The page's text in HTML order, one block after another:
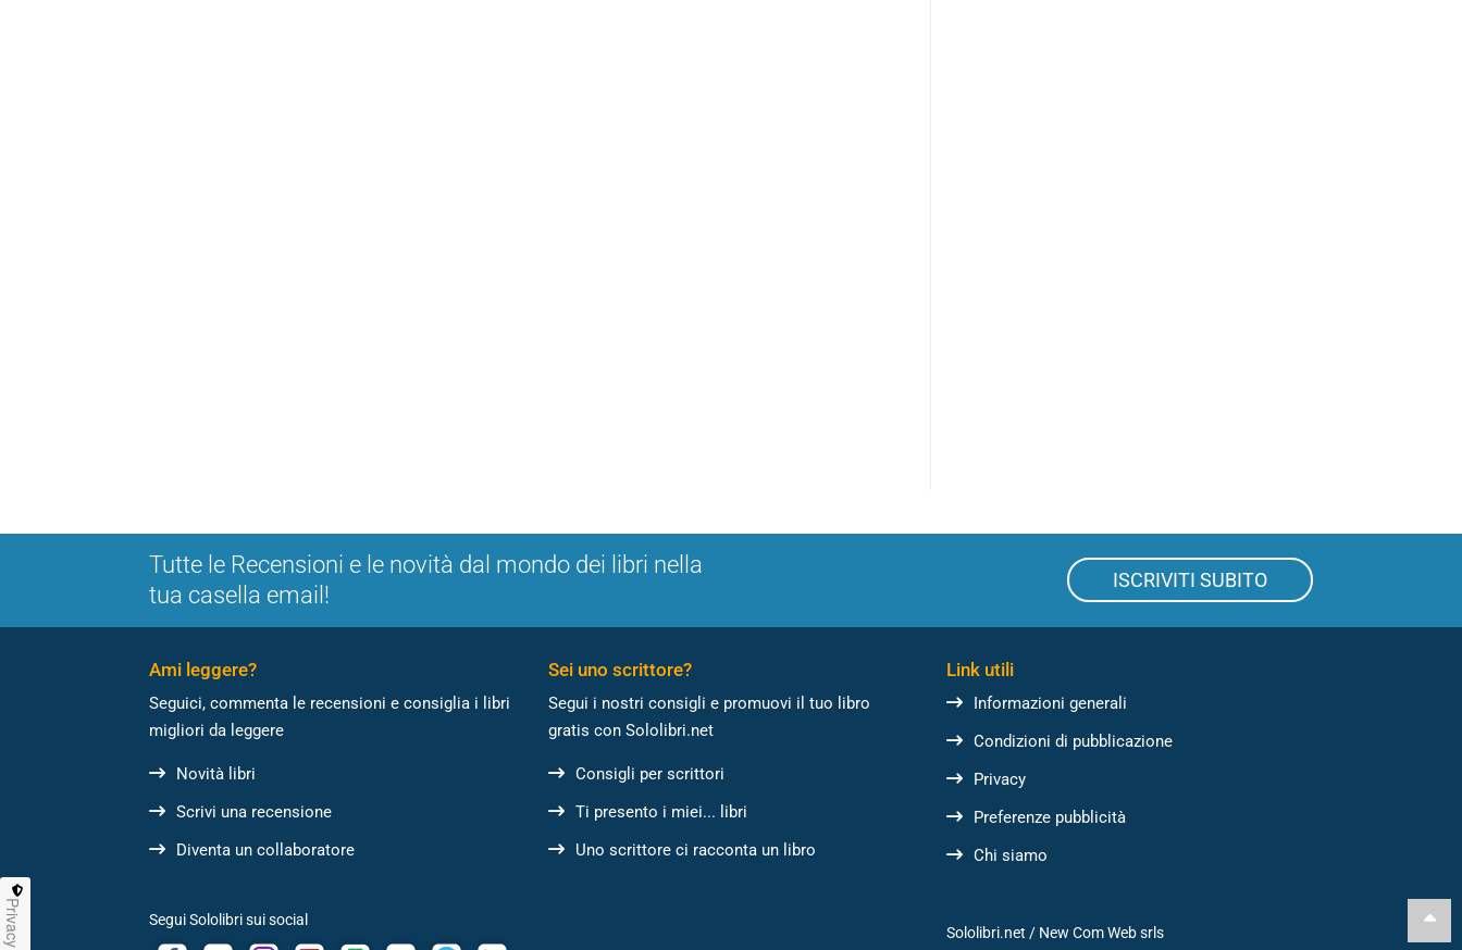
Tutte le Recensioni e le novità dal mondo dei libri nella
tua casella email!
ISCRIVITI SUBITO
Ami leggere?
Seguici, commenta le recensioni e consiglia i libri
migliori da leggere
Novità libri
Scrivi una recensione
Diventa un collaboratore
Sei uno scrittore?
Segui i nostri consigli e promuovi il tuo libro
gratis con Sololibri.net
Consigli per scrittori
Ti presento i miei... libri
Uno scrittore ci racconta un libro
Link utili
Informazioni generali
Condizioni di pubblicazione
Privacy
Preferenze pubblicità
Chi siamo
Segui Sololibri sui social
Sololibri.net / New Com Web srls
Privacy